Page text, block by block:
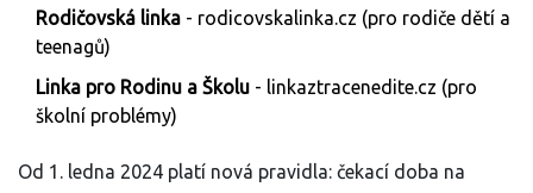
Rodičovská linka - rodicovskalinka.cz (pro rodiče dětí a
teenagů)
Linka pro Rodinu a Školu - linkaztracenedite.cz (pro
školní problémy)
Od 1. ledna 2024 platí nová pravidla: čekací doba na